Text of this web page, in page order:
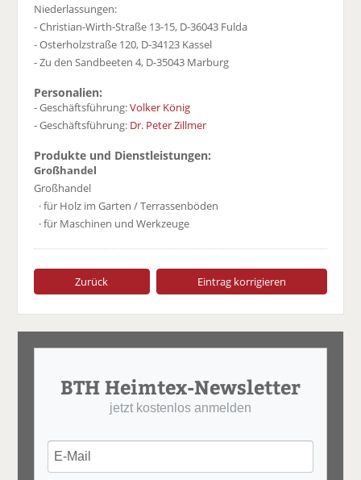
Niederlassungen:
- Christian-Wirth-Straße 13-15, D-36043 Fulda
- Osterholzstraße 120, D-34123 Kassel
- Zu den Sandbeeten 4, D-35043 Marburg
Personalien:
- Geschäftsführung:Volker König
- Geschäftsführung: Dr. Peter Zillmer
Produkte und Dienstleistungen:
Großhandel
Großhandel
· für Holz im Garten / Terrassenböden
· für Maschinen und Werkzeuge
Zurück Eintrag korrigieren
BTH Heimtex-Newsletter
jetzt kostenlos anmelden